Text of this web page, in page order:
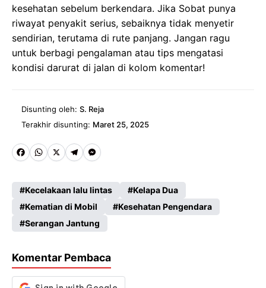
kesehatan sebelum berkendara. Jika Sobat punya
riwayat penyakit serius, sebaiknya tidak menyetir
sendirian, terutama di rute panjang. Jangan ragu
untuk berbagi pengalaman atau tips mengatasi
kondisi darurat di jalan di kolom komentar!
Disunting oleh: S. Reja
Terakhir disunting: Maret 25, 2025
Fa
b
o
o
k
W
ts
A
p
X
Te
gr
a
m
M
se
n
g
er
Kecelakaan lalu lintas
Kelapa Dua
Kematian di Mobil
Kesehatan Pengendara
Serangan Jantung
Komentar Pembaca